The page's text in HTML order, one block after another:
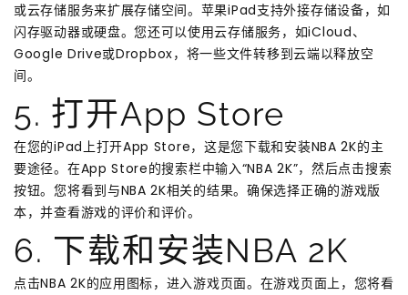
或云存储服务来扩展存储空间。苹果iPad支持外接存储设备，如
闪存驱动器或硬盘。您还可以使用云存储服务，如iCloud、
Google Drive或Dropbox，将一些文件转移到云端以释放空
间。
5. 打开App Store
在您的iPad上打开App Store，这是您下载和安装NBA 2K的主
要途径。在App Store的搜索栏中输入“NBA 2K”，然后点击搜索
按钮。您将看到与NBA 2K相关的结果。确保选择正确的游戏版
本，并查看游戏的评价和评价。
6. 下载和安装NBA 2K
点击NBA 2K的应用图标，进入游戏页面。在游戏页面上，您将看